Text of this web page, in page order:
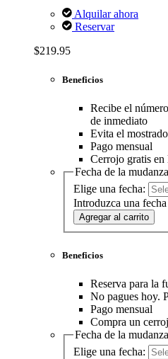
Alquilar ahora
Reservar
$219.95
Beneficios
Recibe el
de inmediato
Evita el
Pago mensual
Cerrojo gratis en
Fecha de la mudanza
Elige una fecha:
Introduzca una
Agregar al carrito
Beneficios
Reserva para la
No pagues hoy.
Pago mensual
Compra un
Fecha de la mudanza
Elige una fecha: